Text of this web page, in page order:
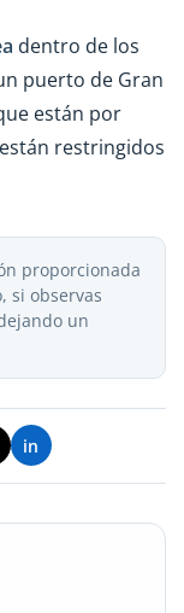
dentro de los
puerto de Gran
están por
restringidos
proporcionada
si observas
un
in